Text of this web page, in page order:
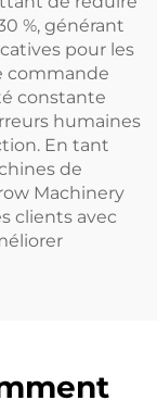
%, générant
pour les
commande
constante
humaines
En tant
de
Machinery
clients avec